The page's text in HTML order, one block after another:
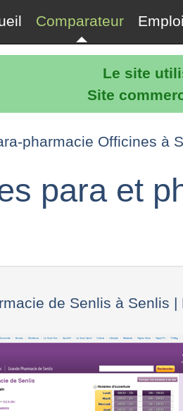
Le site
Site
Comparateur Emploi
pharmacie Officines à
para et
de Senlis à Senlis |